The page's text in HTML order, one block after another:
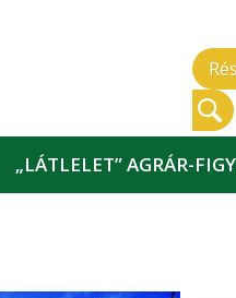
„LÁTLELET” AGRÁR-